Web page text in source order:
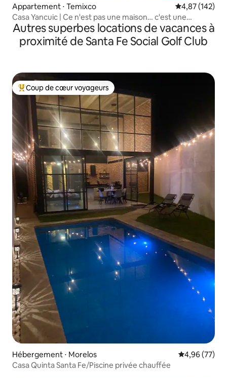
Appartement ⋅ Temixco Évaluation
4,87 (142)
Casa Yancuic | Ce n'est pas une maison… c'est une
expérience
Autres superbes locations de vacances à
proximité de Santa Fe Social Golf Club
Coups de cœur voyageurs les plus appréciés
Coup de cœur voyageurs
Hébergement ⋅ Morelos Évaluation
4,96 (77)
Casa Quinta Santa Fe/Piscine privée chauffée